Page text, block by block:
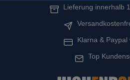
Lieferung innerhalb
Klarna & Paypal
Top